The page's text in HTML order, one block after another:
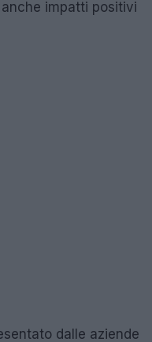
impatti positivi
dalle aziende